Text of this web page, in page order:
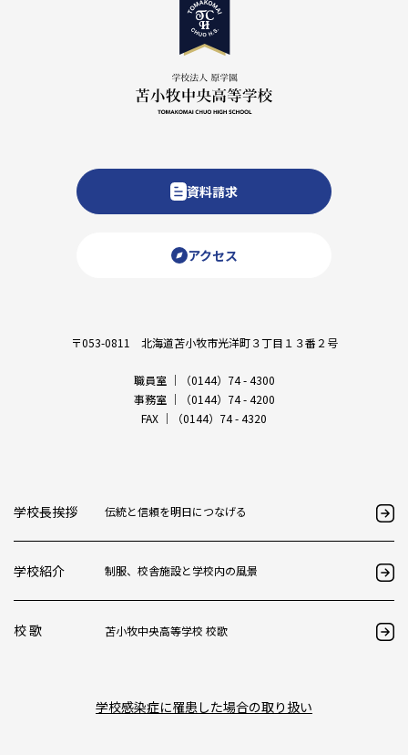
資料請求
アクセス
〒053-0811 北海道苫小牧市光洋町３丁目１３番２号
職員室 ｜（0144）74 - 4300
事務室 ｜（0144）74 - 4200
FAX ｜（0144）74 - 4320
学校長挨拶 伝統と信頼を明日につなげる
学校紹介 制服、校舎施設と学校内の風景
校 歌 苫小牧中央高等学校 校歌
学校感染症に罹患した場合の取り扱い